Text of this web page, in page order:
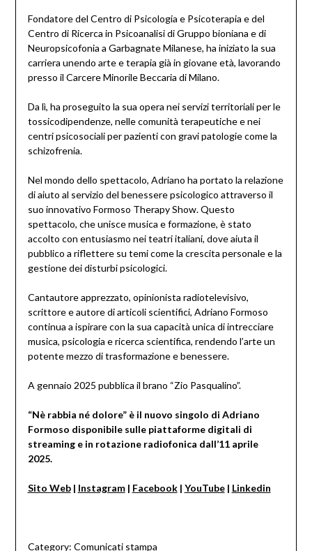
Fondatore del Centro di Psicologia e Psicoterapia e del
Centro di Ricerca in Psicoanalisi di Gruppo bioniana e di
Neuropsicofonia a Garbagnate Milanese, ha iniziato la sua
carriera unendo arte e terapia già in giovane età, lavorando
presso il Carcere Minorile Beccaria di Milano.
Da lì, ha proseguito la sua opera nei servizi territoriali per le
tossicodipendenze, nelle comunità terapeutiche e nei
centri psicosociali per pazienti con gravi patologie come la
schizofrenia.
Nel mondo dello spettacolo, Adriano ha portato la relazione
di aiuto al servizio del benessere psicologico attraverso il
suo innovativo Formoso Therapy Show. Questo
spettacolo, che unisce musica e formazione, è stato
accolto con entusiasmo nei teatri italiani, dove aiuta il
pubblico a riflettere su temi come la crescita personale e la
gestione dei disturbi psicologici.
Cantautore apprezzato, opinionista radiotelevisivo,
scrittore e autore di articoli scientifici, Adriano Formoso
continua a ispirare con la sua capacità unica di intrecciare
musica, psicologia e ricerca scientifica, rendendo l’arte un
potente mezzo di trasformazione e benessere.
A gennaio 2025 pubblica il brano “Zio Pasqualino”.
“Nè rabbia né dolore” è il nuovo singolo di Adriano
Formoso disponibile sulle piattaforme digitali di
streaming e in rotazione radiofonica dall’11 aprile
2025.
Sito Web| Instagram| Facebook| YouTube| Linkedin
Category: Comunicati stampa